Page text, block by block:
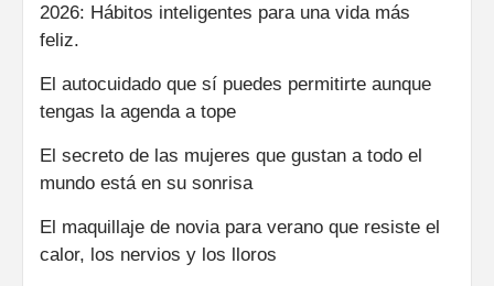
2026: Hábitos inteligentes para una vida más
feliz.
El autocuidado que sí puedes permitirte aunque
tengas la agenda a tope
El secreto de las mujeres que gustan a todo el
mundo está en su sonrisa
El maquillaje de novia para verano que resiste el
calor, los nervios y los lloros